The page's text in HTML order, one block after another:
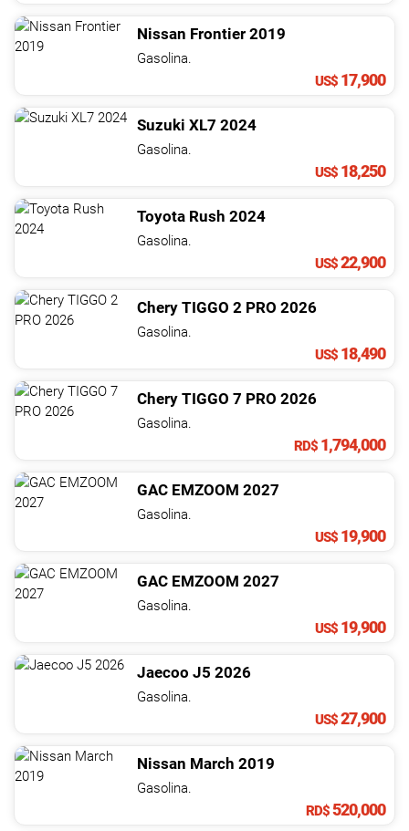
Nissan Frontier 2019
Gasolina.
US$ 17,900
Suzuki XL7 2024
Gasolina.
US$ 18,250
Toyota Rush 2024
Gasolina.
US$22,900
Chery TIGGO 2 PRO 2026
Gasolina.
US$ 18,490
Chery TIGGO 7 PRO 2026
Gasolina.
RD$ 1,794,000
GAC EMZOOM 2027
Gasolina.
US$ 19,900
GAC EMZOOM 2027
Gasolina.
US$ 19,900
Jaecoo J5 2026
Gasolina.
US$27,900
Nissan March 2019
Gasolina.
RD$520,000